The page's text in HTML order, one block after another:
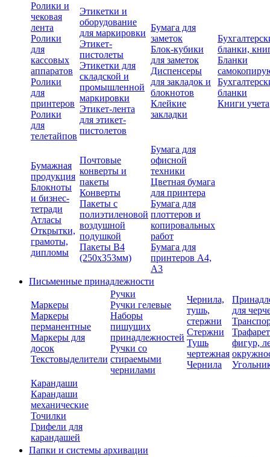
Ролики и
чековая
лента
Ролики
для
кассовых
аппаратов
Ролики
для
принтеров
Ролики
для
телетайпов
Этикетки и
оборудование
для маркировки
Этикет-
пистолеты
Этикетки для
складской и
промышленной
маркировки
Этикет-лента
для этикет-
пистолетов
Бумага для
заметок
Блок-кубики
для заметок
Диспенсеры
для закладок и
блокнотов
Клейкие
закладки
бланки,
Бланки
бланки
Книги учета
Бумажная
продукция
Блокноты
и бизнес-
тетради
Атласы
Открытки,
грамоты,
дипломы
Почтовые
конверты и
пакеты
Конверты
Пакеты с
полиэтиленовой
воздушной
подушкой
Пакеты В4
(250х353мм)
Бумага для
офисной
техники
Цветная бумага
для принтера
Бумага для
плоттеров и
копировальных
работ
Бумага для
принтеров А4,
А3
Письменные принадлежности
Маркеры
Маркеры
перманентные
Маркеры для
досок
Текстовыделители
Ручки
Ручки гелевые
Наборы
пишущих
принадлежностей
Ручки со
стираемыми
чернилами
Чернила,
тушь,
стержни
Стержни
Тушь
чертежная
Чернила
для
фигур,
Карандаши
Карандаши
механические
Точилки
Грифели для
карандашей
Папки и системы архивации